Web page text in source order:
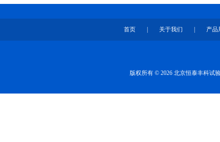
首页 关于我们 产品
版权所有 © 2026 北京恒泰丰科试